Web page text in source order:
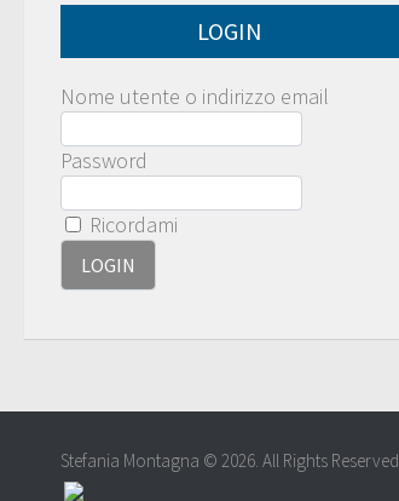
LOGIN
Nome utente o indirizzo email
Password
Ricordami
Stefania Montagna © 2026. All Rights Reserved.